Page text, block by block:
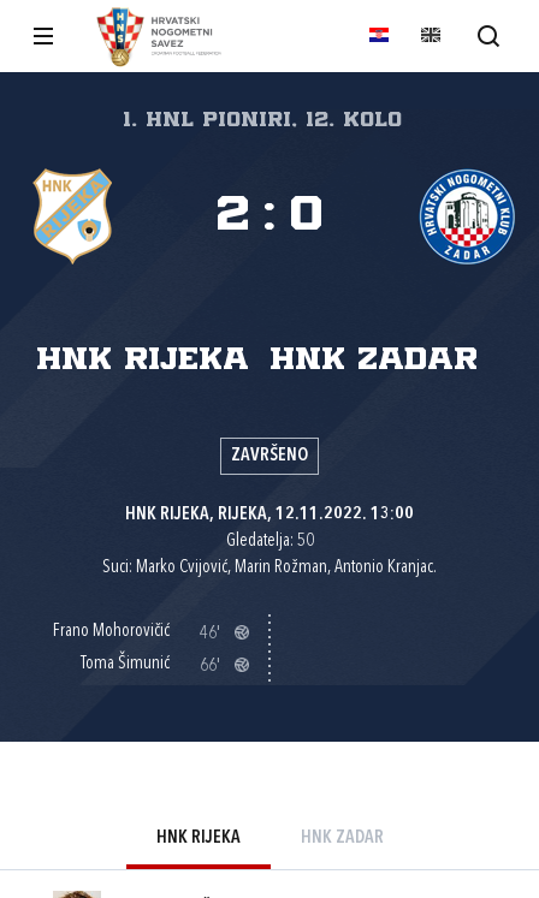
1. HNL Pioniri, 12. kolo
HNK Rijeka HNK Zadar
2 : 0
ZAVRŠENO
HNK RIJEKA, RIJEKA, 12.11.2022. 13:00
Gledatelja: 50
Suci: Marko Cvijović, Marin Rožman, Antonio Kranjac.
Frano Mohorovičić
46'
Toma Šimunić
66'
HNK RIJEKA HNK ZADAR